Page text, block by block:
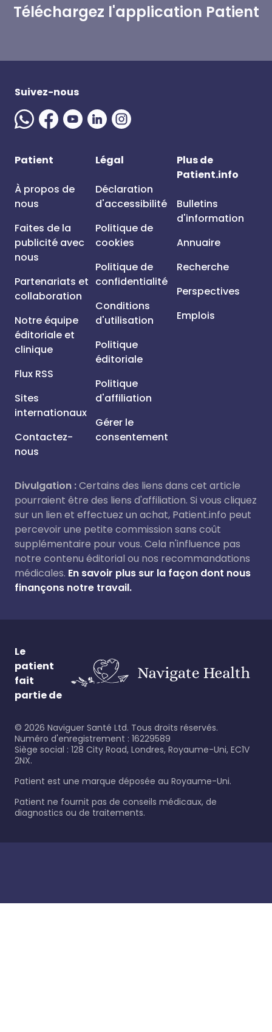
Téléchargez l'application Patient
Suivez-nous
Patient
À propos de
nous
Faites de la
publicité avec
nous
Partenariats et
collaboration
Notre équipe
éditoriale et
clinique
Flux RSS
Sites
internationaux
Contactez-
nous
Légal
Déclaration
d'accessibilité
Politique de
cookies
Politique de
confidentialité
Conditions
d'utilisation
Politique
éditoriale
Politique
d'affiliation
Gérer le
consentement
Plus de
Patient.info
Bulletins
d'information
Annuaire
Recherche
Perspectives
Emplois
Divulgation :Certains des liens dans cet article
pourraient être des liens d'affiliation. Si vous cliquez
sur un lien et effectuez un achat, Patient.info peut
percevoir une petite commission sans coût
supplémentaire pour vous. Cela n'influence pas
notre contenu éditorial ou nos recommandations
médicales. En savoir plus sur la façon dont nous
finançons notre travail.
Le
patient
fait
partie de
© 2026 Naviguer Santé Ltd. Tous droits réservés.
Numéro d'enregistrement : 16229589
Siège social : 128 City Road, Londres, Royaume-Uni, EC1V
2NX.
Patient est une marque déposée au Royaume-Uni.
Patient ne fournit pas de conseils médicaux, de
diagnostics ou de traitements.